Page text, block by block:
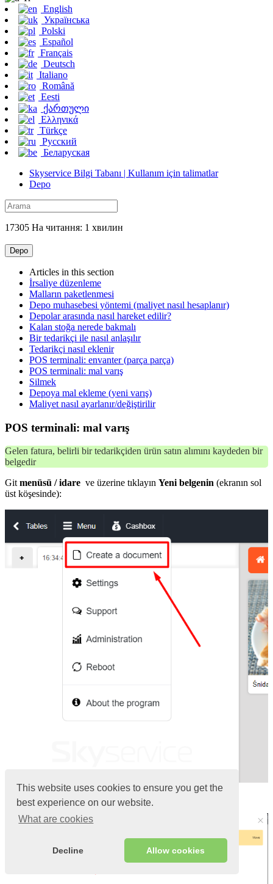
This website uses cookies to ensure you get the
best experience on our website.
What are cookies
Decline Allow cookies
English
Українська
Polski
Español
Français
Deutsch
Italiano
Română
Eesti
ქართული
Ελληνικά
Türkçe
Русский
Беларуская
Skyservice Bilgi Tabanı | Kullanım için talimatlar
Depo
17305 На читання: 1 хвилин
Depo
Articles in this section
İrsaliye düzenleme
Malların paketlenmesi
Depo muhasebesi yöntemi (maliyet nasıl hesaplanır)
Depolar arasında nasıl hareket edilir?
Kalan stoğa nerede bakmalı
Bir tedarikçi ile nasıl anlaşılır
Tedarikçi nasıl eklenir
POS terminali: envanter (parça parça)
POS terminali: mal varış
Silmek
Depoya mal ekleme (yeni varış)
Maliyet nasıl ayarlanır/değiştirilir
POS terminali: mal varış
Gelen fatura, belirli bir tedarikçiden ürün satın alımını kaydeden bir
belgedir
Gitmenüsü / idare ve üzerine tıklayın Yeni belgenin (ekranın sol
üst köşesinde):
Yeni bir belge oluştur penceresindeYeni Varış’ı